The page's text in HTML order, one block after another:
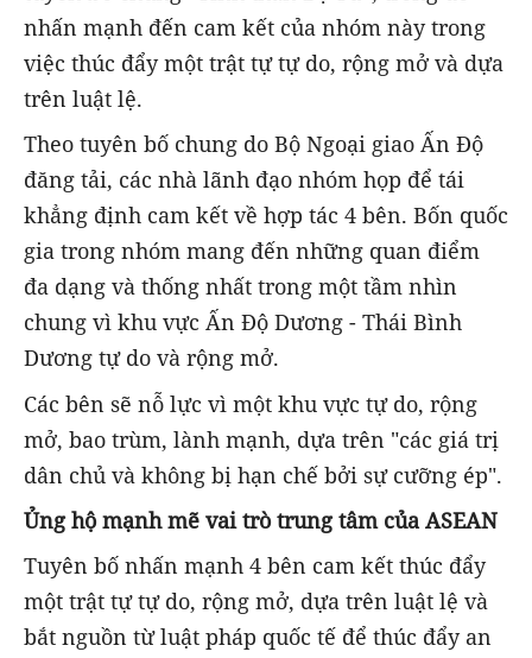
nhấn mạnh đến cam kết của nhóm này trong
việc thúc đẩy một trật tự tự do, rộng mở và dựa
trên luật lệ.
Theo tuyên bố chung do Bộ Ngoại giao Ấn Độ
đăng tải, các nhà lãnh đạo nhóm họp để tái
khẳng định cam kết về hợp tác 4 bên. Bốn quốc
gia trong nhóm mang đến những quan điểm
đa dạng và thống nhất trong một tầm nhìn
chung vì khu vực Ấn Độ Dương - Thái Bình
Dương tự do và rộng mở.
Các bên sẽ nỗ lực vì một khu vực tự do, rộng
mở, bao trùm, lành mạnh, dựa trên "các giá trị
dân chủ và không bị hạn chế bởi sự cưỡng ép".
Ủng hộ mạnh mẽ vai trò trung tâm của ASEAN
Tuyên bố nhấn mạnh 4 bên cam kết thúc đẩy
một trật tự tự do, rộng mở, dựa trên luật lệ và
bắt nguồn từ luật pháp quốc tế để thúc đẩy an